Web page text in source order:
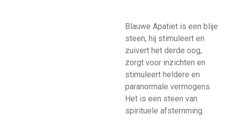
Blauwe Apatiet is een blije
steen, hij stimuleert en
zuivert het derde oog,
zorgt voor inzichten en
stimuleert heldere en
paranormale vermogens.
Het is een steen van
spirituele afstemming.